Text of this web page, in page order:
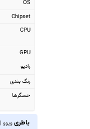
OS
Chipset
CPU
GPU
رادیو
رنگ بندی
حسگرها
باطریویوو